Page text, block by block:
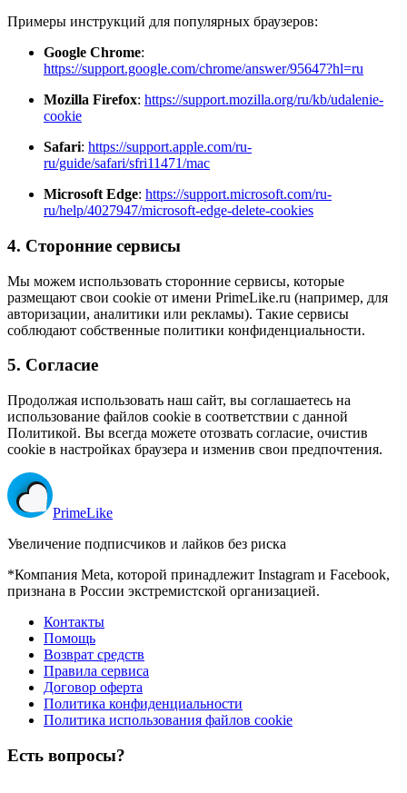
Примеры инструкций для популярных браузеров:
Google Chrome:
https://support.google.com/chrome/answer/95647?hl=ru
Mozilla Firefox: https://support.mozilla.org/ru/kb/udalenie-
cookie
Safari: https://support.apple.com/ru-
ru/guide/safari/sfri11471/mac
Microsoft Edge: https://support.microsoft.com/ru-
ru/help/4027947/microsoft-edge-delete-cookies
4. Сторонние сервисы
Мы можем использовать сторонние сервисы, которые
размещают свои cookie от имени PrimeLike.ru (например, для
авторизации, аналитики или рекламы). Такие сервисы
соблюдают собственные политики конфиденциальности.
5. Согласие
Продолжая использовать наш сайт, вы соглашаетесь на
использование файлов cookie в соответствии с данной
Политикой. Вы всегда можете отозвать согласие, очистив
cookie в настройках браузера и изменив свои предпочтения.
PrimeLike
Увеличение подписчиков и лайков без риска
*Компания Meta, которой принадлежит Instagram и Facebook,
признана в России экстремистской организацией.
Контакты
Помощь
Возврат средств
Правила сервиса
Договор оферта
Политика конфиденциальности
Политика использования файлов cookie
Есть вопросы?